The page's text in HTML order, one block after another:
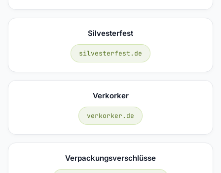
Silvesterfest
silvesterfest.de
Verkorker
verkorker.de
Verpackungsverschlüsse